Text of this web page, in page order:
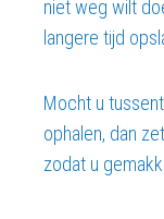
niet weg wilt
langere tijd
Mocht u
ophalen, dan
zodat u